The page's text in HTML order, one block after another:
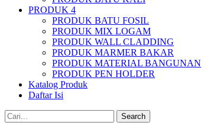
PRODUK 4
PRODUK BATU FOSIL
PRODUK MIX LOGAM
PRODUK WALL CLADDING
PRODUK MARMER BAKAR
PRODUK MATERIAL BANGUNAN
PRODUK PEN HOLDER
Katalog Produk
Daftar Isi
Search